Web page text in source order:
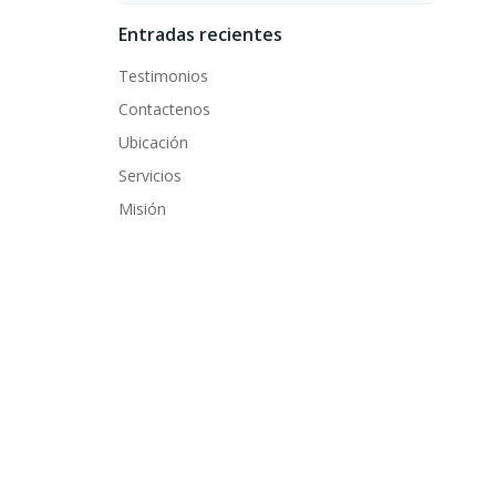
Entradas recientes
Testimonios
Contactenos
Ubicación
Servicios
Misión